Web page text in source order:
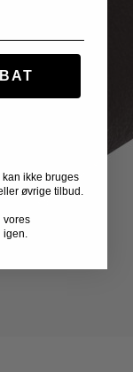
ikke bruges
øvrige tilbud.
vores
igen.